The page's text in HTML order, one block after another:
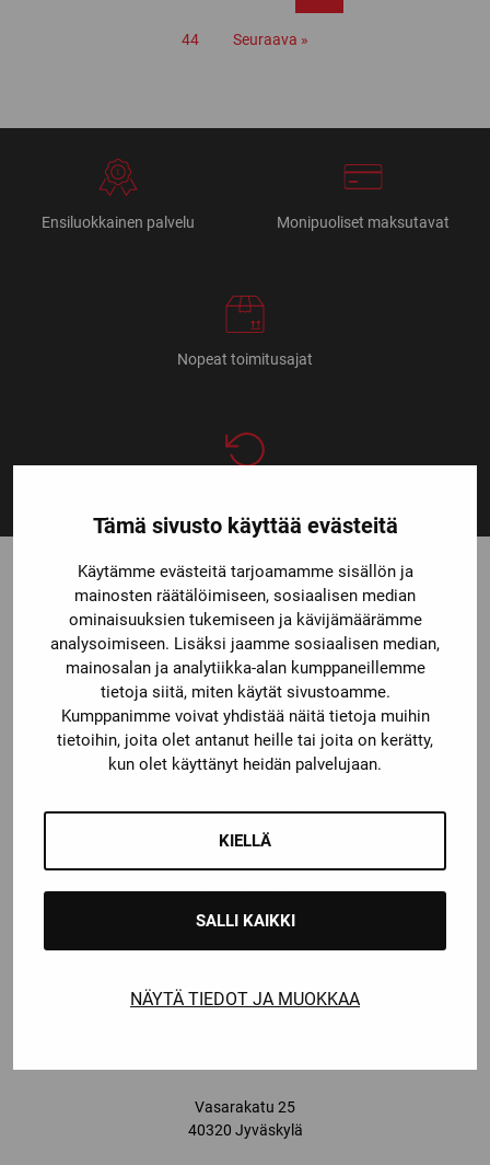
Tämä sivusto käyttää evästeitä
Käytämme evästeitä tarjoamamme sisällön ja
mainosten räätälöimiseen, sosiaalisen median
ominaisuuksien tukemiseen ja kävijämäärämme
analysoimiseen. Lisäksi jaamme sosiaalisen median,
mainosalan ja analytiikka-alan kumppaneillemme
tietoja siitä, miten käytät sivustoamme.
Kumppanimme voivat yhdistää näitä tietoja muihin
tietoihin, joita olet antanut heille tai joita on kerätty,
kun olet käyttänyt heidän palvelujaan.
KIELLÄ
SALLI KAIKKI
NÄYTÄ TIEDOT JA MUOKKAA
44 Seuraava »
Ensiluokkainen palvelu Monipuoliset maksutavat
Nopeat toimitusajat
YHTEYSTIEDOT
TAMPERE
Ma-pe: 11-19, la: 9-16
33540 Tampere
Vasarakatu 25
40320 Jyväskylä